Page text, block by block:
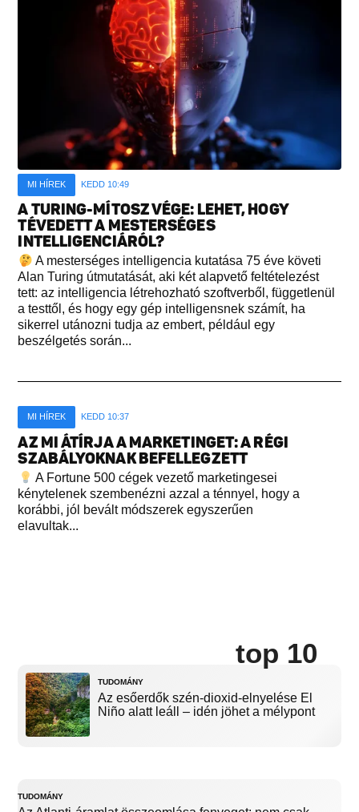
MI HÍREK KEDD 10:49
A TURING-MÍTOSZ VÉGE: LEHET, HOGY
TÉVEDETT A MESTERSÉGES
INTELLIGENCIÁRÓL?
A mesterséges intelligencia kutatása 75 éve követi
Alan Turing útmutatását, aki két alapvető feltételezést
tett: az intelligencia létrehozható szoftverből, függetlenül
a testtől, és hogy egy gép intelligensnek számít, ha
sikerrel utánozni tudja az embert, például egy
beszélgetés során...
MI HÍREK KEDD 10:37
AZ MI ÁTÍRJA A MARKETINGET: A RÉGI
SZABÁLYOKNAK BEFELLEGZETT
A Fortune 500 cégek vezető marketingesei
kénytelenek szembenézni azzal a ténnyel, hogy a
korábbi, jól bevált módszerek egyszerűen
elavultak...
top 10
TUDOMÁNY
Az esőerdők szén-dioxid-elnyelése El
Niño alatt leáll – idén jöhet a mélypont
TUDOMÁNY